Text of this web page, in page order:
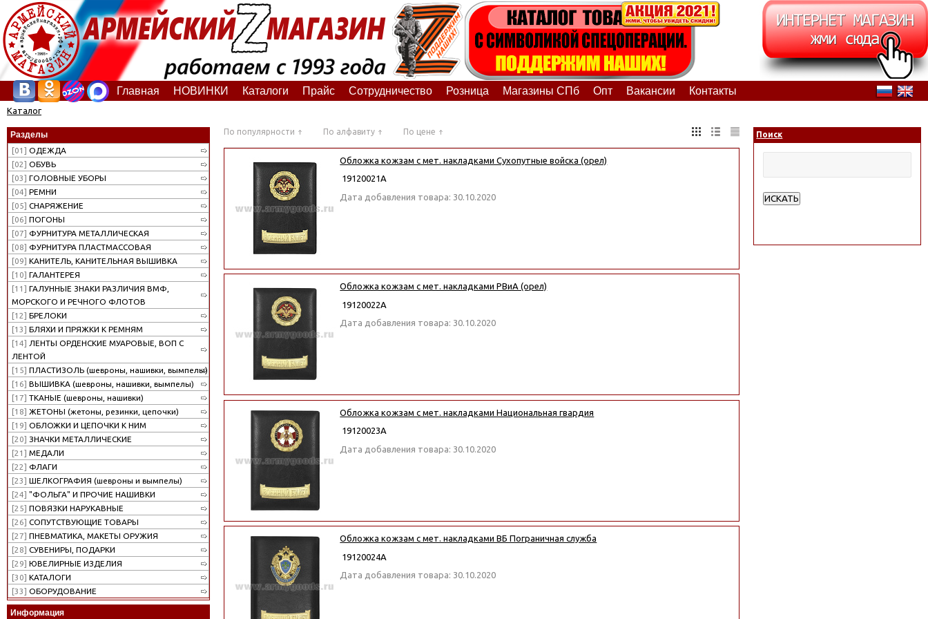
Главная НОВИНКИ Каталоги Прайс Сотрудничество Розница Магазины СПб Опт Вакансии Контакты
Каталог
Разделы
[01] ОДЕЖДА
[02] ОБУВЬ
[03] ГОЛОВНЫЕ УБОРЫ
[04] РЕМНИ
[05] СНАРЯЖЕНИЕ
[06] ПОГОНЫ
[07] ФУРНИТУРА МЕТАЛЛИЧЕСКАЯ
[08] ФУРНИТУРА ПЛАСТМАССОВАЯ
[09] КАНИТЕЛЬ, КАНИТЕЛЬНАЯ ВЫШИВКА
[10] ГАЛАНТЕРЕЯ
[11] ГАЛУННЫЕ ЗНАКИ РАЗЛИЧИЯ ВМФ,
МОРСКОГО И РЕЧНОГО ФЛОТОВ
[12] БРЕЛОКИ
[13] БЛЯХИ И ПРЯЖКИ К РЕМНЯМ
[14] ЛЕНТЫ ОРДЕНСКИЕ МУАРОВЫЕ, ВОП С
ЛЕНТОЙ
[15] ПЛАСТИЗОЛЬ (шевроны, нашивки, вымпелы)
[16] ВЫШИВКА (шевроны, нашивки, вымпелы)
[17] ТКАНЫЕ (шевроны, нашивки)
[18] ЖЕТОНЫ (жетоны, резинки, цепочки)
[19] ОБЛОЖКИ И ЦЕПОЧКИ К НИМ
[20] ЗНАЧКИ МЕТАЛЛИЧЕСКИЕ
[21] МЕДАЛИ
[22] ФЛАГИ
[23] ШЕЛКОГРАФИЯ (шевроны и вымпелы)
[24] "ФОЛЬГА" И ПРОЧИЕ НАШИВКИ
[25] ПОВЯЗКИ НАРУКАВНЫЕ
[26] СОПУТСТВУЮЩИЕ ТОВАРЫ
[27] ПНЕВМАТИКА, МАКЕТЫ ОРУЖИЯ
[28] СУВЕНИРЫ, ПОДАРКИ
[29] ЮВЕЛИРНЫЕ ИЗДЕЛИЯ
[30] КАТАЛОГИ
[33] ОБОРУДОВАНИЕ
Информация
По популярности По алфавиту По цене
Обложка кожзам с мет. накладками Сухопутные войска (орел)
19120021А
Дата добавления товара: 30.10.2020
Обложка кожзам с мет. накладками РВиА (орел)
19120022А
Дата добавления товара: 30.10.2020
Обложка кожзам с мет. накладками Национальная гвардия
19120023А
Дата добавления товара: 30.10.2020
Обложка кожзам с мет. накладками ВБ Пограничная служба
19120024А
Дата добавления товара: 30.10.2020
Поиск
ИСКАТЬ